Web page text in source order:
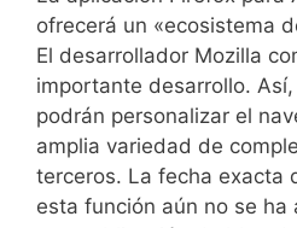
ofrecerá un «ecosistema
El desarrollador Mozilla
importante desarrollo.
podrán personalizar el
amplia variedad de
terceros. La fecha exacta
esta función aún no se ha